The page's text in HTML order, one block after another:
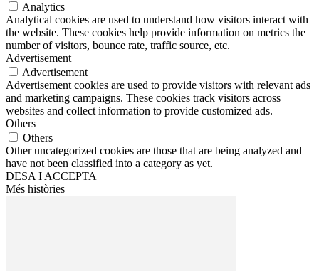
Analytics
Analytical cookies are used to understand how visitors interact with
the website. These cookies help provide information on metrics the
number of visitors, bounce rate, traffic source, etc.
Advertisement
Advertisement
Advertisement cookies are used to provide visitors with relevant ads
and marketing campaigns. These cookies track visitors across
websites and collect information to provide customized ads.
Others
Others
Other uncategorized cookies are those that are being analyzed and
have not been classified into a category as yet.
DESA I ACCEPTA
Més històries